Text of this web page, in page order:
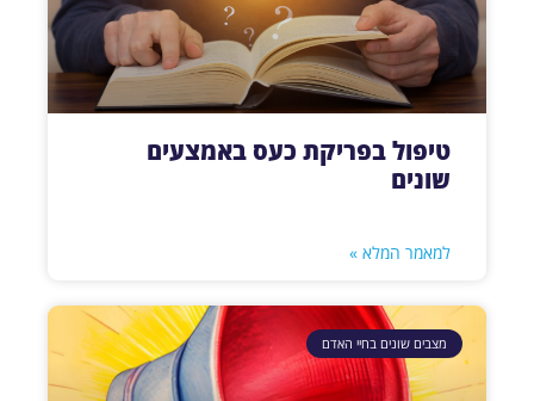
טיפול בפריקת כעס באמצעים
שונים
למאמר המלא »
מצבים שונים בחיי האדם